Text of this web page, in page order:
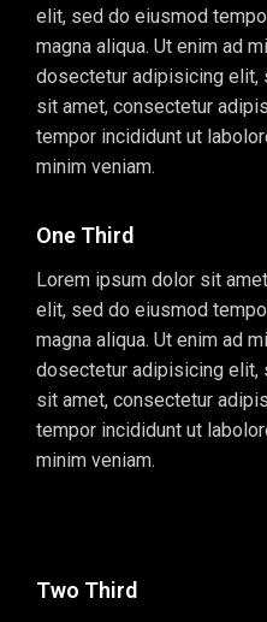
elit, sed do eiusmod
magna aliqua. Ut enim ad
dosectetur adipisicing elit,
sit amet, consectetur
tempor incididunt ut
minim veniam.
One Third
Lorem ipsum dolor sit
elit, sed do eiusmod
magna aliqua. Ut enim ad
dosectetur adipisicing elit,
sit amet, consectetur
tempor incididunt ut
minim veniam.
Two Third